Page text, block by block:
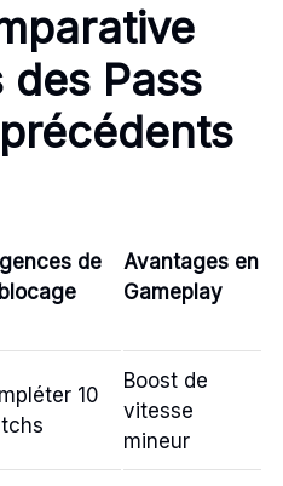
Pass
de
Avantages en
Gameplay
10
Boost de
vitesse
mineur